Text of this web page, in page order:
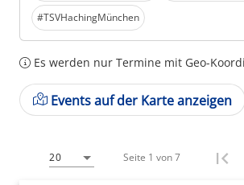
#TSVHachingMünchen
Es werden nur Termine mit Geo-
Events auf der Karte anzeigen
20 Seite 1 von 7